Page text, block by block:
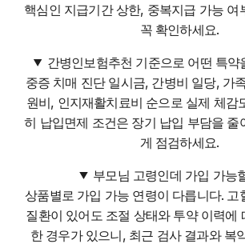
핵심인 지급기간 상한, 중복지급 가능 여
꼭 확인하세요.
간병인보험추천 기준으로 어떤 특약
중증 치매 진단 일시금, 간병비 일당, 가
원비, 인지재활치료비 순으로 실제 체감
히 납입면제 조건은 장기 납입 부담을 줄
게 점검하세요.
부모님 고령인데 가입 가능
상품별로 가입 가능 연령이 다릅니다. 고
질환이 있어도 조절 상태와 투약 이력에
한 경우가 있으니, 최근 검사 결과와 복